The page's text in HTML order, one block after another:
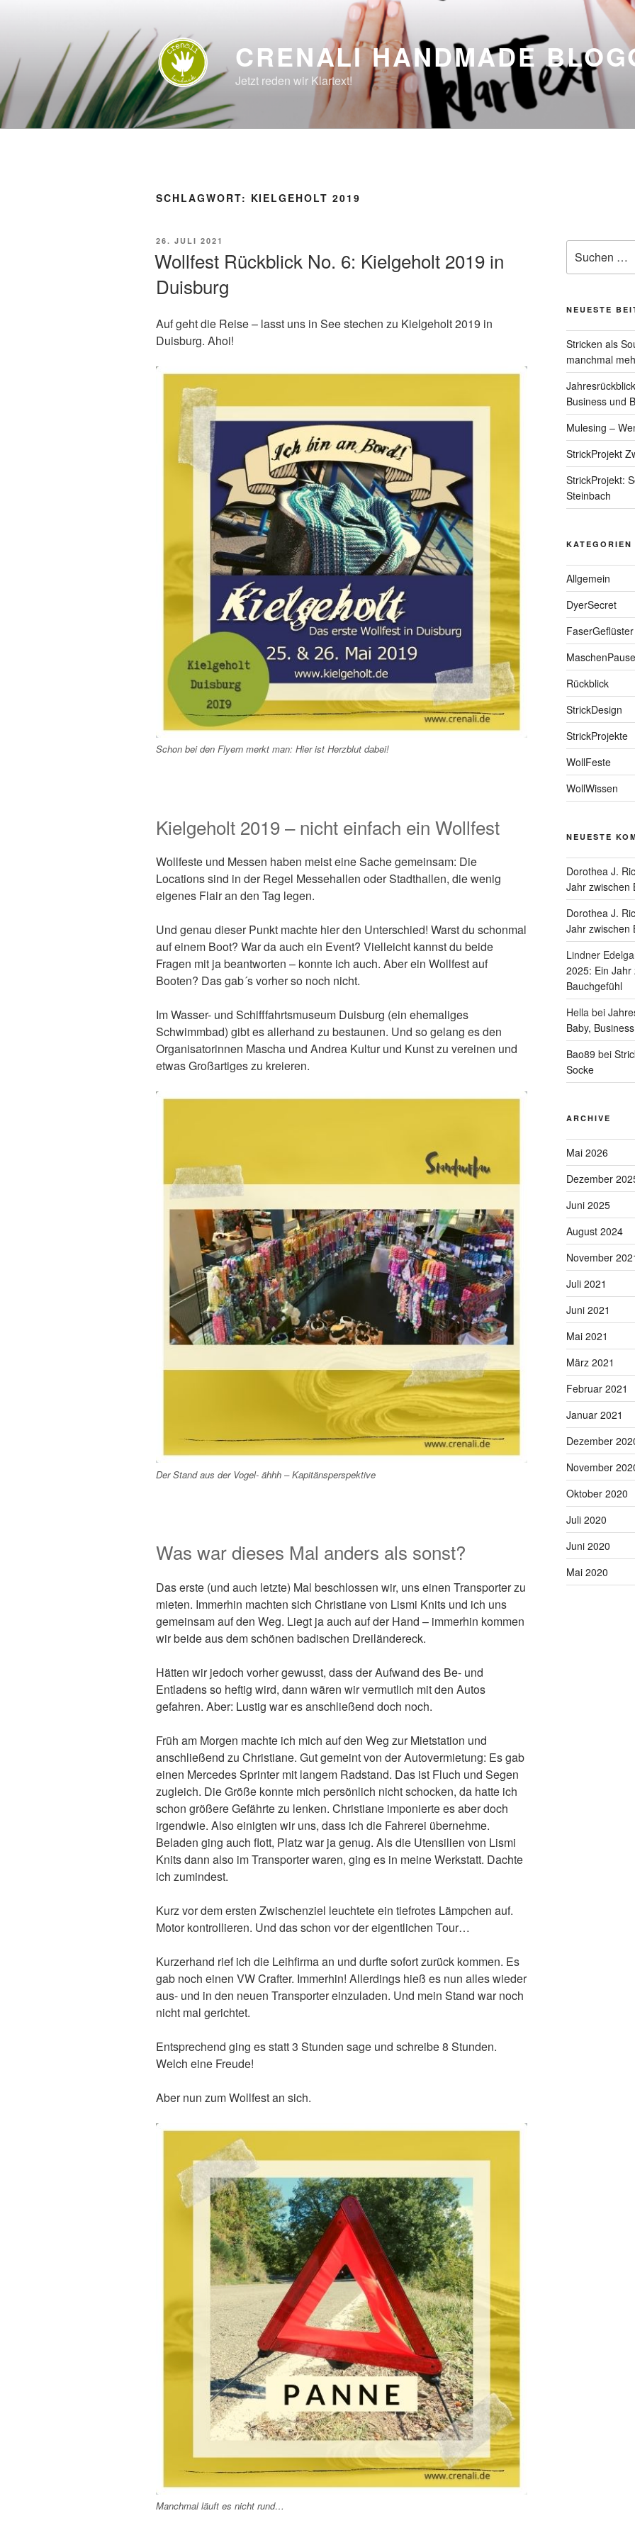
CRENALI HANDMADE
Jetzt reden wir Klartext!
SCHLAGWORT: KIELGEHOLT 2019
VERÖFFENTLICHT
26. JULI 2021
Wollfest Rückblick No. 6: Kielgeholt 2019 in
Duisburg
Auf geht die Reise – lasst uns in See stechen zu Kielgeholt 2019 in
Duisburg. Ahoi!
Schon bei den Flyern merkt man: Hier ist Herzblut dabei!
Kielgeholt 2019 – nicht einfach ein Wollfest
Wollfeste und Messen haben meist eine Sache gemeinsam: Die
Locations sind in der Regel Messehallen oder Stadthallen, die wenig
eigenes Flair an den Tag legen.
Und genau dieser Punkt machte hier den Unterschied! Warst du schonmal
auf einem Boot? War da auch ein Event? Vielleicht kannst du beide
Fragen mit ja beantworten – konnte ich auch. Aber ein Wollfest auf
Booten? Das gab´s vorher so noch nicht.
Im Wasser- und Schifffahrtsmuseum Duisburg (ein ehemaliges
Schwimmbad) gibt es allerhand zu bestaunen. Und so gelang es den
Organisatorinnen Mascha und Andrea Kultur und Kunst zu vereinen und
etwas Großartiges zu kreieren.
Der Stand aus der Vogel- ähhh – Kapitänsperspektive
Was war dieses Mal anders als sonst?
Das erste (und auch letzte) Mal beschlossen wir, uns einen Transporter zu
mieten. Immerhin machten sich Christiane von Lismi Knits und ich uns
gemeinsam auf den Weg. Liegt ja auch auf der Hand – immerhin kommen
wir beide aus dem schönen badischen Dreiländereck.
Hätten wir jedoch vorher gewusst, dass der Aufwand des Be- und
Entladens so heftig wird, dann wären wir vermutlich mit den Autos
gefahren. Aber: Lustig war es anschließend doch noch.
Früh am Morgen machte ich mich auf den Weg zur Mietstation und
anschließend zu Christiane. Gut gemeint von der Autovermietung: Es gab
einen Mercedes Sprinter mit langem Radstand. Das ist Fluch und Segen
zugleich. Die Größe konnte mich persönlich nicht schocken, da hatte ich
schon größere Gefährte zu lenken. Christiane imponierte es aber doch
irgendwie. Also einigten wir uns, dass ich die Fahrerei übernehme.
Beladen ging auch flott, Platz war ja genug. Als die Utensilien von Lismi
Knits dann also im Transporter waren, ging es in meine Werkstatt. Dachte
ich zumindest.
Kurz vor dem ersten Zwischenziel leuchtete ein tiefrotes Lämpchen auf.
Motor kontrollieren. Und das schon vor der eigentlichen Tour…
Kurzerhand rief ich die Leihfirma an und durfte sofort zurück kommen. Es
gab noch einen VW Crafter. Immerhin! Allerdings hieß es nun alles wieder
aus- und in den neuen Transporter einzuladen. Und mein Stand war noch
nicht mal gerichtet.
Entsprechend ging es statt 3 Stunden sage und schreibe 8 Stunden.
Welch eine Freude!
Aber nun zum Wollfest an sich.
Manchmal läuft es nicht rund…
nach:
NEUESTE
Stricken als
manchmal
Business und
Mulesing –
StrickProjekt
StrickProjekt:
Steinbach
KATEGORIEN
Allgemein
DyerSecret
FaserGeflüster
MaschenPause
Rückblick
StrickDesign
StrickProjekte
WollFeste
WollWissen
NEUESTE
Dorothea J.
Jahr zwischen
Dorothea J.
Jahr zwischen
Lindner
2025: Ein Jahr
Bauchgefühl
Hella bei
Baby,
Bao89 bei
Socke
ARCHIVE
Mai 2026
Dezember
Juni 2025
August 2024
November
Juli 2021
Juni 2021
Mai 2021
März 2021
Februar 2021
Januar 2021
Dezember
November
Oktober 2020
Juli 2020
Juni 2020
Mai 2020